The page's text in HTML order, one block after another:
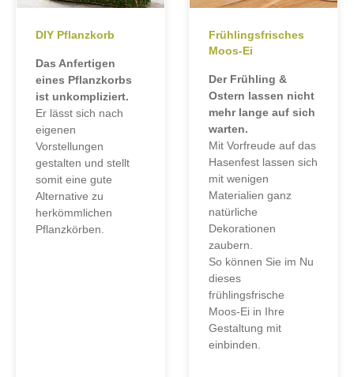
DIY Pflanzkorb
Das Anfertigen
eines Pflanzkorbs
ist unkompliziert.
Er lässt sich nach
eigenen
Vorstellungen
gestalten und stellt
somit eine gute
Alternative zu
herkömmlichen
Pflanzkörben.
Frühlingsfrisches
Moos-Ei
Der Frühling &
Ostern lassen nicht
mehr lange auf sich
warten.
Mit Vorfreude auf das
Hasenfest lassen sich
mit wenigen
Materialien ganz
natürliche
Dekorationen
zaubern.
So können Sie im Nu
dieses
frühlingsfrische
Moos-Ei in Ihre
Gestaltung mit
einbinden.